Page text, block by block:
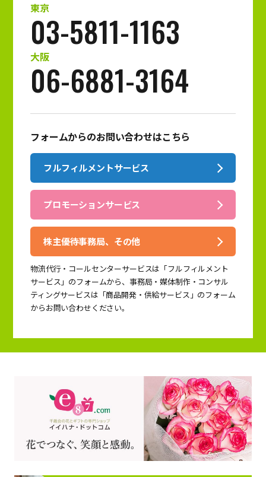
東京
03-5811-1163
大阪
06-6881-3164
フォームからのお問い合わせはこちら
フルフィルメントサービス
プロモーションサービス
株主優待事務局、その他
物流代行・コールセンターサービスは「フルフィルメント
サービス」のフォームから、事務局・媒体制作・コンサル
ティングサービスは「商品開発・供給サービス」のフォーム
からお問い合わせください。